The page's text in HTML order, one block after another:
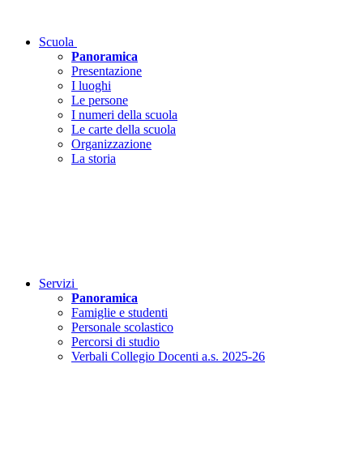
Scuola
Panoramica
Presentazione
I luoghi
Le persone
I numeri della scuola
Le carte della scuola
Organizzazione
La storia
Servizi
Panoramica
Famiglie e studenti
Personale scolastico
Percorsi di studio
Verbali Collegio Docenti a.s. 2025-26